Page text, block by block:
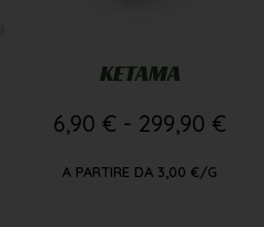
KETAMA
6,90 € - 299,90 €
A PARTIRE DA 3,00 €/G